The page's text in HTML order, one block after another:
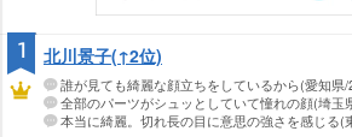
北川景子(↑2位)
誰が見ても綺麗な顔立ちをしているから(愛知県/
全部のパーツがシュッとしていて憧れの顔(埼玉
本当に綺麗。切れ長の目に意思の強さを感じる(
1